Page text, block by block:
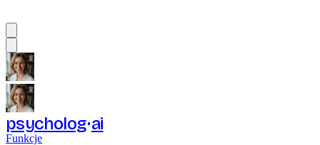
psycholog ai
Funkcje